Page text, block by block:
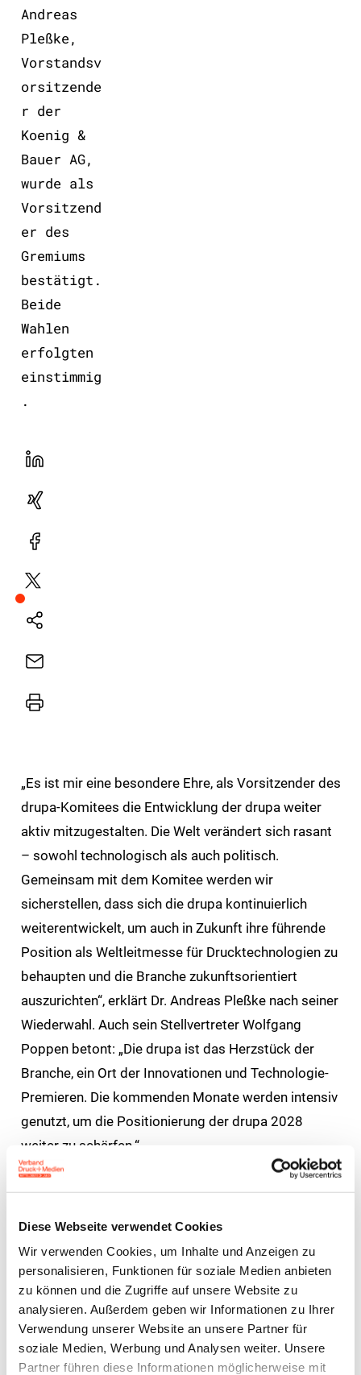
Diese Webseite verwendet Cookies
Wir verwenden Cookies, um Inhalte und Anzeigen zu
personalisieren, Funktionen für soziale Medien anbieten
zu können und die Zugriffe auf unsere Website zu
analysieren. Außerdem geben wir Informationen zu Ihrer
Verwendung unserer Website an unsere Partner für
soziale Medien, Werbung und Analysen weiter. Unsere
Partner führen diese Informationen möglicherweise mit
Andreas
Pleßke,
Vorstandsv
orsitzende
r der
Koenig &
Bauer AG,
wurde als
Vorsitzend
er des
Gremiums
bestätigt.
Beide
Wahlen
erfolgten
einstimmig
.
LinekdIn
Xing
Facebook
Plattform
X
Natives
E-
Drucker
„Es ist mir eine besondere Ehre, als Vorsitzender des
drupa-Komitees die Entwicklung der drupa weiter
aktiv mitzugestalten. Die Welt verändert sich rasant
– sowohl technologisch als auch politisch.
Gemeinsam mit dem Komitee werden wir
sicherstellen, dass sich die drupa kontinuierlich
weiterentwickelt, um auch in Zukunft ihre führende
Position als Weltleitmesse für Drucktechnologien zu
behaupten und die Branche zukunftsorientiert
auszurichten“, erklärt Dr. Andreas Pleßke nach seiner
Wiederwahl. Auch sein Stellvertreter Wolfgang
Poppen betont: „Die drupa ist das Herzstück der
Branche, ein Ort der Innovationen und Technologie-
Premieren. Die kommenden Monate werden intensiv
genutzt, um die Positionierung der drupa 2028
weiter zu schärfen.“
Das drupa Komitee wurde im Rahmen der ersten
drupa 1951 gegründet und setzt sich paritätisch aus
Mitgliedern der Aussteller- und Besucherseite
zusammen. Seine Aufgabe liegt in der Beratung der
Messe Düsseldorf hinsichtlich der konzeptionellen
und branchenrelevanten Weiterentwicklung der